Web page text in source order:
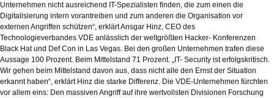
Unternehmen nicht ausreichend IT-Spezialisten finden, die zum einen die
Digitalisierung intern vorantreiben und zum anderen die Organisation vor
externen Angriffen schützen“, erklärt Ansgar Hinz, CEO des
Technologieverbandes VDE anlässlich der weltgrößten Hacker- Konferenzen
Black Hat und Def Con in Las Vegas. Bei den großen Unternehmen trafen diese
Aussage 100 Prozent. Beim Mittelstand 71 Prozent. „IT- Security ist erfolgskritisch.
Wir gehen beim Mittelstand davon aus, dass nicht alle den Ernst der Situation
erkannt haben“, erklärt Hinz die starke Differenz. Die VDE-Unternehmen fürchten
vor allem eins: Den massiven Angriff auf ihre wertvollsten Divisionen Forschung